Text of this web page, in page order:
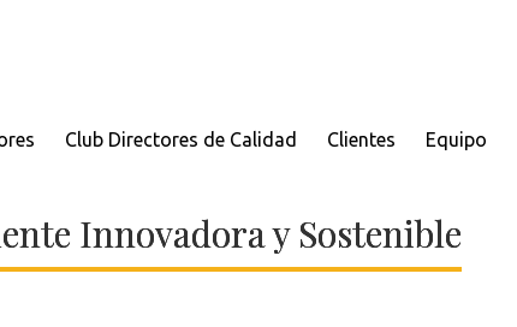
Club Directores de Calidad Clientes Equipo
Innovadora y Sostenible